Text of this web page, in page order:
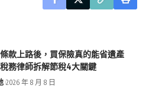
款上路後，買保險真的能省遺產
務律師拆解節稅4大關鍵
2026 年 8 月 8 日